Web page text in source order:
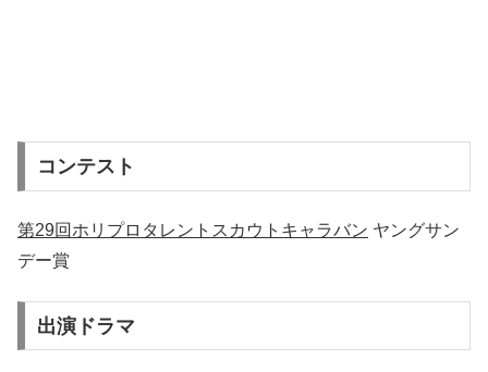
コンテスト
第29回ホリプロタレントスカウトキャラバン ヤングサン
デー賞
出演ドラマ